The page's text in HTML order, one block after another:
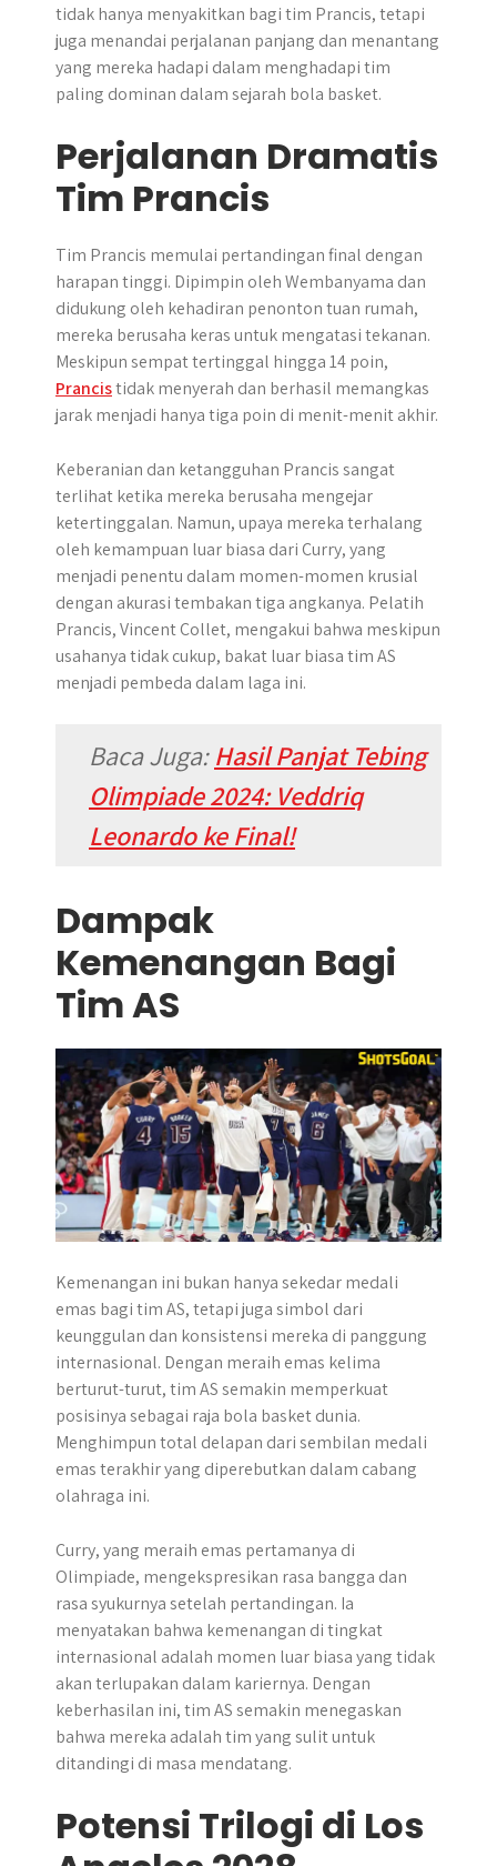
tidak hanya menyakitkan bagi tim Prancis, tetapi
juga menandai perjalanan panjang dan menantang
yang mereka hadapi dalam menghadapi tim
paling dominan dalam sejarah bola basket.
Perjalanan Dramatis
Tim Prancis
Tim Prancis memulai pertandingan final dengan
harapan tinggi. Dipimpin oleh Wembanyama dan
didukung oleh kehadiran penonton tuan rumah,
mereka berusaha keras untuk mengatasi tekanan.
Meskipun sempat tertinggal hingga 14 poin,
Prancistidak menyerah dan berhasil memangkas
jarak menjadi hanya tiga poin di menit-menit akhir.
Keberanian dan ketangguhan Prancis sangat
terlihat ketika mereka berusaha mengejar
ketertinggalan. Namun, upaya mereka terhalang
oleh kemampuan luar biasa dari Curry, yang
menjadi penentu dalam momen-momen krusial
dengan akurasi tembakan tiga angkanya. Pelatih
Prancis, Vincent Collet, mengakui bahwa meskipun
usahanya tidak cukup, bakat luar biasa tim AS
menjadi pembeda dalam laga ini.
Baca Juga:Hasil Panjat Tebing
Olimpiade 2024: Veddriq
Leonardo ke Final!
Dampak
Kemenangan Bagi
Tim AS
​Kemenangan ini bukan hanya sekedar medali
emas bagi tim AS, tetapi juga simbol dari
keunggulan dan konsistensi mereka di panggung
internasional. Dengan meraih emas kelima
berturut-turut, tim AS semakin memperkuat
posisinya sebagai raja bola basket dunia.
Menghimpun total delapan dari sembilan medali
emas terakhir yang diperebutkan dalam cabang
olahraga ini.
Curry, yang meraih emas pertamanya di
Olimpiade, mengekspresikan rasa bangga dan
rasa syukurnya setelah pertandingan. Ia
menyatakan bahwa kemenangan di tingkat
internasional adalah momen luar biasa yang tidak
akan terlupakan dalam kariernya. Dengan
keberhasilan ini, tim AS semakin menegaskan
bahwa mereka adalah tim yang sulit untuk
ditandingi di masa mendatang.
Potensi Trilogi di Los